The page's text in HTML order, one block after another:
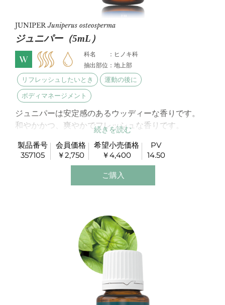
JUNIPERJuniperus osteosperma
ジュニパー（5mL）
科名 ：ヒノキ科
抽出部位：地上部
リフレッシュしたいとき 運動の後に
ボディマネージメント
ジュニパーは安定感のあるウッディーな香りです。
和やかかつ、爽やかでフレッシュな香りです。
製品番号
357105
会員価格
￥2,750
希望小売価格
￥4,400
PV
14.50
ご購入